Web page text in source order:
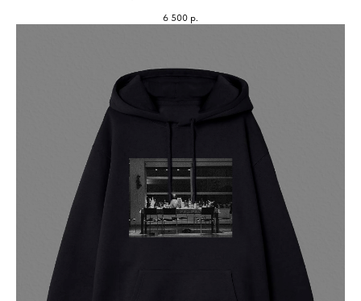
6 500 р.